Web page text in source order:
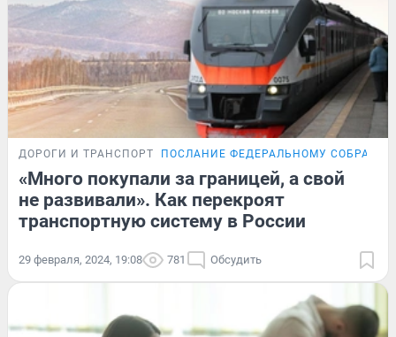
ДОРОГИ И ТРАНСПОРТ ПОСЛАНИЕ ФЕДЕРАЛЬНОМУ
«Много покупали за границей, а свой
не развивали». Как перекроят
транспортную систему в России
29 февраля, 2024, 19:08 781 Обсудить